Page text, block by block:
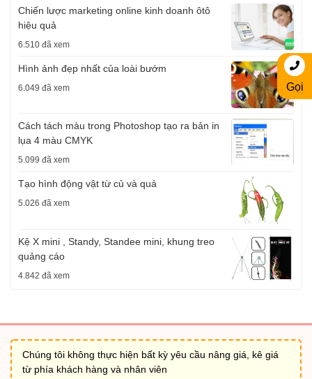
Chiến lược marketing online kinh doanh ôtô
hiệu quả
6.510 đã xem
Hình ảnh đẹp nhất của loài bướm
6.049 đã xem
Cách tách màu trong Photoshop tạo ra bản in
lụa 4 màu CMYK
5.099 đã xem
Tạo hình động vật từ củ và quả
5.026 đã xem
Kệ X mini , Standy, Standee mini, khung treo
quảng cáo
4.842 đã xem
Chúng tôi không thực hiện bất kỳ yêu cầu nâng giá, kê giá
từ phía khách hàng và nhân viên
Gọi